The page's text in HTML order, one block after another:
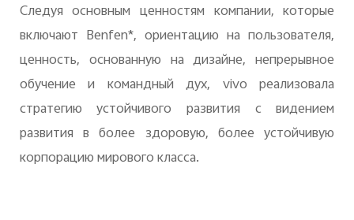
Следуя основным ценностям компании, которые
включают Benfen*, ориентацию на пользователя,
ценность, основанную на дизайне, непрерывное
обучение и командный дух, vivo реализовала
стратегию устойчивого развития с видением
развития в более здоровую, более устойчивую
корпорацию мирового класса.